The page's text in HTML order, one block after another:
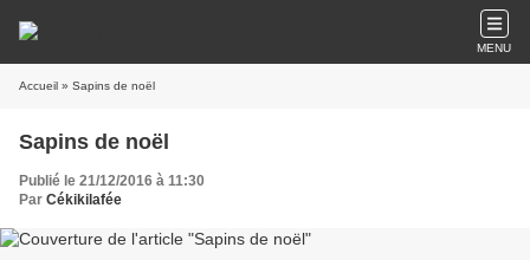
MENU
Accueil » Sapins de noël
Sapins de noël
Publié le 21/12/2016 à 11:30
Par Cékikilafée